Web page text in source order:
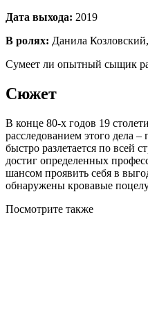
Дата выхода: 2019
В ролях: Данила
Сумеет ли опытный сыщик
Сюжет
В конце 80-х годов 19
расследованием этого дела
быстро разлетается по всей
достиг определенных
шансом проявить себя в
обнаружены кровавые
Посмотрите также